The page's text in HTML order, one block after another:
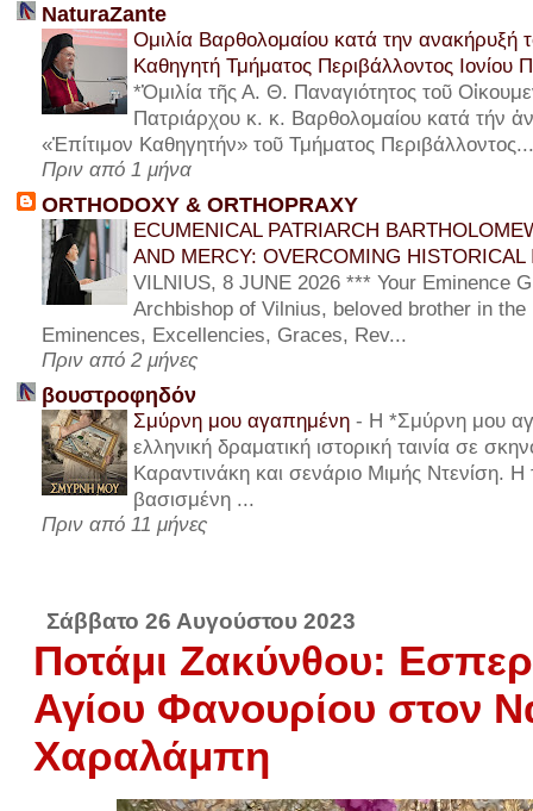
NaturaZante
Ομιλία Βαρθολομαίου κατά την ανακήρυξή
Καθηγητή Τμήματος Περιβάλλοντος Ιονίου
*Ὁμιλία τῆς Α. Θ. Παναγιότητος τοῦ
Πατριάρχου κ. κ. Βαρθολομαίου κατά τήν
«Ἐπίτιμον Καθηγητήν» τοῦ Τμήματος Περιβάλλοντος...
Πριν από 1 μήνα
ORTHODOXY & ORTHOPRAXY
ECUMENICAL PATRIARCH
AND MERCY: OVERCOMING HISTORICAL
VILNIUS, 8 JUNE 2026 *** Your Eminence
Archbishop of Vilnius, beloved brother in the
Eminences, Excellencies, Graces, Rev...
Πριν από 2 μήνες
βουστροφηδόν
Σμύρνη μου αγαπημένη - Η *Σμύρνη μου
ελληνική δραματική ιστορική ταινία σε
Καραντινάκη και σενάριο Μιμής Ντενίση. Η
βασισμένη ...
Πριν από 11 μήνες
Σάββατο 26 Αυγούστου 2023
Ποτάμι Ζακύνθου:
Αγίου Φανουρίου στον
Χαραλάμπη